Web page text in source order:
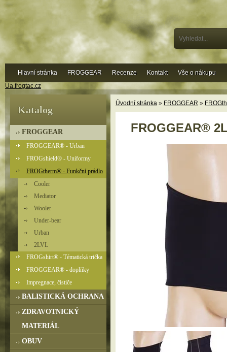
Ua.frogtac.cz
Úvodní stránka » FROGGEAR »
FROGGEAR®
Katalog
FROGGEAR
FROGGEAR® - Urban
FROGshield® - Uniformy
FROGtherm® - Funkční prádlo
Cooler
Mediator
Wooler
Under-bear
Urban
2LVL
FROGshirt® - Tématická trička
FROGGEAR® - doplňky
Impregnace, čističe
BALISTICKÁ OCHRANA
ZDRAVOTNICKÝ
MATERIÁL
OBUV
Hlavní stránka FROGGEAR Recenze Kontakt Vše o nákupu